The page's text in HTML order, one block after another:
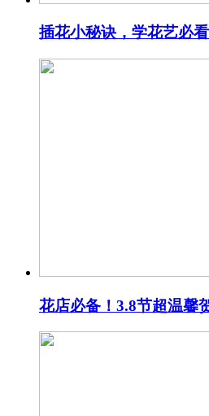
插花小秘诀，学花艺必看
花店必备！3.8节超温馨